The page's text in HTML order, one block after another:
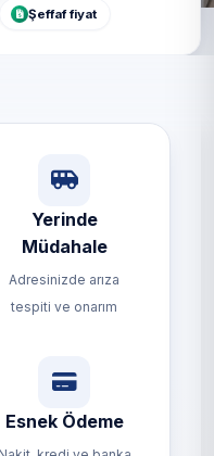
Şeffaf fiyat
Yerinde
Müdahale
Adresinizde arıza
tespiti ve onarım
Esnek Ödeme